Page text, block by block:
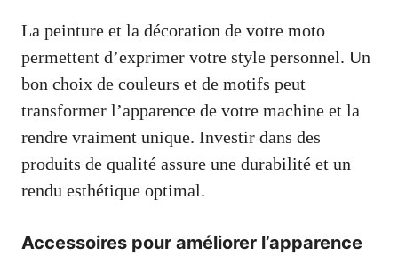
La peinture et la décoration de votre moto
permettent d’exprimer votre style personnel. Un
bon choix de couleurs et de motifs peut
transformer l’apparence de votre machine et la
rendre vraiment unique. Investir dans des
produits de qualité assure une durabilité et un
rendu esthétique optimal.
Accessoires pour améliorer l’apparence